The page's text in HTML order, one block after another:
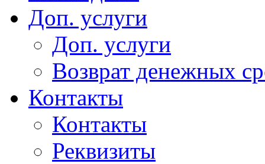
Доп. услуги
Доп. услуги
Возврат денежных
Контакты
Контакты
Реквизиты